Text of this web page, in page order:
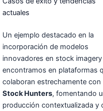
actuales
Un ejemplo destacado en la
incorporación de modelos
innovadores en stock imagery
encontramos en plataformas
colaboran estrechamente con
Stock Hunters, fomentando
producción contextualizada y